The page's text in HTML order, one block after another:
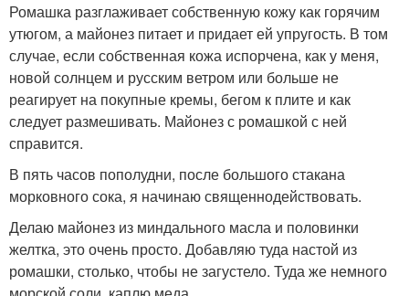
Ромашка разглаживает собственную кожу как горячим
утюгом, а майонез питает и придает ей упругость. В том
случае, если собственная кожа испорчена, как у меня,
новой солнцем и русским ветром или больше не
реагирует на покупные кремы, бегом к плите и как
следует размешивать. Майонез с ромашкой с ней
справится.
В пять часов пополудни, после большого стакана
морковного сока, я начинаю священнодействовать.
Делаю майонез из миндального масла и половинки
желтка, это очень просто. Добавляю туда настой из
ромашки, столько, чтобы не загустело. Туда же немного